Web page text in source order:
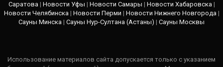
Саратова| Новости Уфы | Новости Самары | Новости Хабаровска|
Новости Челябинска| Новости Перми | Новости Нижнего Новгорода|
Сауны Минска | Сауны Нур-Султана (Астаны) | Сауны Москвы
Использование материалов сайта допускается только с указанием